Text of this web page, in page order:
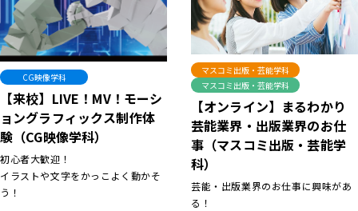
CG映像学科
【来校】LIVE！MV！モーシ
ョングラフィックス制作体
験（CG映像学科）
初心者大歓迎！
イラストや文字をかっこよく動かそ
う！
マスコミ出版・芸能学科
マスコミ出版・芸能学科
【オンライン】まるわかり
芸能業界・出版業界のお仕
事（マスコミ出版・芸能学
科）
芸能・出版業界のお仕事に興味があ
る！